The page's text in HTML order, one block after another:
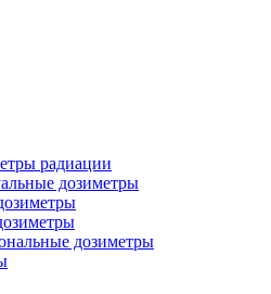
радиации
дозиметры
дозиметры